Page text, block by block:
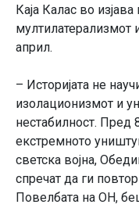
Каја Калас во
мултилатерализмот
април.
– Историјата не
изолационизмот и
нестабилност. Пред
екстремното
светска војна,
спречат да ги
Повелбата на ОН,